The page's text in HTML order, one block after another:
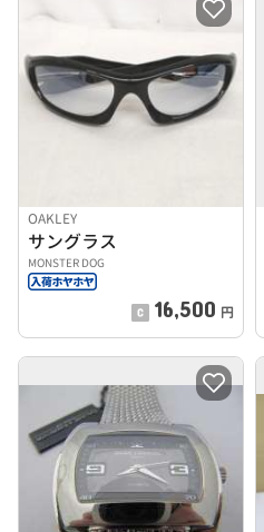
OAKLEY
サングラス
MONSTER DOG
16,500 円